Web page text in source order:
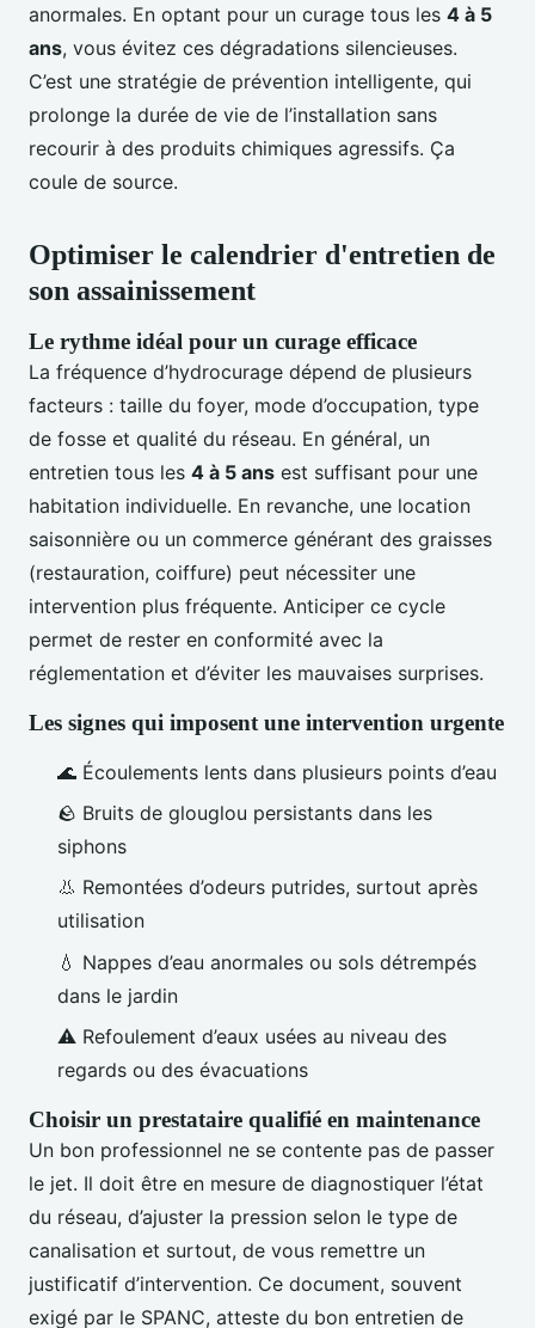
anormales. En optant pour un curage tous les 4 à 5
ans, vous évitez ces dégradations silencieuses.
C’est une stratégie de prévention intelligente, qui
prolonge la durée de vie de l’installation sans
recourir à des produits chimiques agressifs. Ça
coule de source.
Optimiser le calendrier d'entretien de
son assainissement
Le rythme idéal pour un curage efficace
La fréquence d’hydrocurage dépend de plusieurs
facteurs : taille du foyer, mode d’occupation, type
de fosse et qualité du réseau. En général, un
entretien tous les 4 à 5 ans est suffisant pour une
habitation individuelle. En revanche, une location
saisonnière ou un commerce générant des graisses
(restauration, coiffure) peut nécessiter une
intervention plus fréquente. Anticiper ce cycle
permet de rester en conformité avec la
réglementation et d’éviter les mauvaises surprises.
Les signes qui imposent une intervention urgente
🌊 Écoulements lents dans plusieurs points d’eau
🪨 Bruits de glouglou persistants dans les
siphons
👃 Remontées d’odeurs putrides, surtout après
utilisation
💧 Nappes d’eau anormales ou sols détrempés
dans le jardin
⚠️ Refoulement d’eaux usées au niveau des
regards ou des évacuations
Choisir un prestataire qualifié en maintenance
Un bon professionnel ne se contente pas de passer
le jet. Il doit être en mesure de diagnostiquer l’état
du réseau, d’ajuster la pression selon le type de
canalisation et surtout, de vous remettre un
justificatif d’intervention. Ce document, souvent
exigé par le SPANC, atteste du bon entretien de